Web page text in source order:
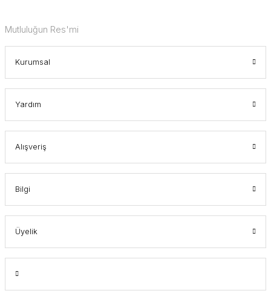
Mutluluğun Res'mi
Kurumsal
Yardım
Alışveriş
Bilgi
Üyelik